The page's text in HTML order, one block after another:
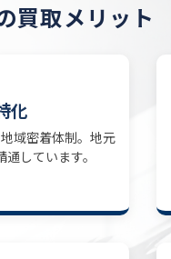
買取メリット
化
域密着体制。地元
しています。